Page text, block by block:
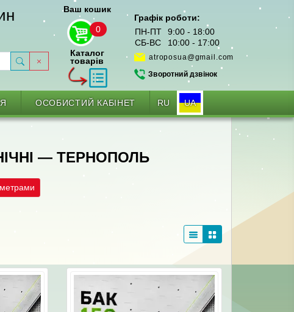
Ваш кошик
0
Каталог
товарів
Графік роботи:
ПН-ПТ
9:00 - 18:00
СБ-ВС
10:00 - 17:00
atroposua@gmail.com
Зворотний дзвінок
ОСОБИСТИЙ КАБІНЕТ RU UA
— ТЕРНОПОЛЬ